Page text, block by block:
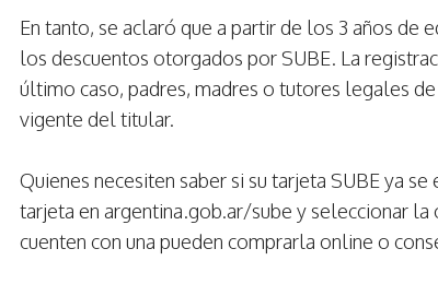
En tanto, se aclaró que a partir de los 3 años de
los descuentos otorgados por SUBE. La
último caso, padres, madres o tutores legales
vigente del titular.
Quienes necesiten saber si su tarjeta SUBE ya
tarjeta en argentina.gob.ar/sube y seleccionar
cuenten con una pueden comprarla online o